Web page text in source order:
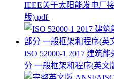
IEEE关于太阳能发电厂
版).pdf
ISO 52000-1 2017 建筑
分 一般框架和程序(英文